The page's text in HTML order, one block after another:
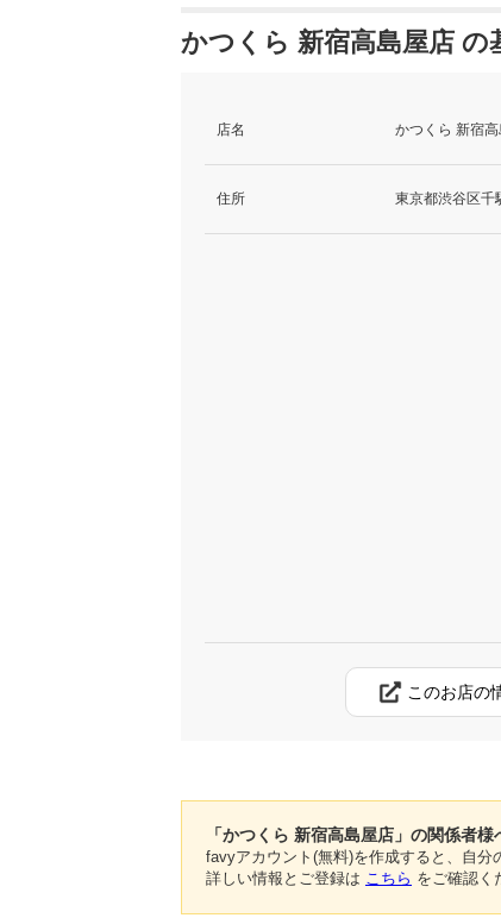
かつくら 新宿高島屋店 の
店名 かつくら 新宿
住所 東京都渋谷区千
このお店の
「かつくら 新宿高島屋店」の関係者様
favyアカウント(無料)を作成すると、自分
詳しい情報とご登録は こちら をご確認く